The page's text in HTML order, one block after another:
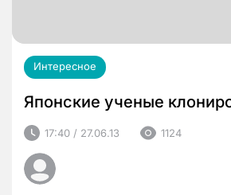
Интересное
Японские ученые
17:40 / 27.06.13 1124